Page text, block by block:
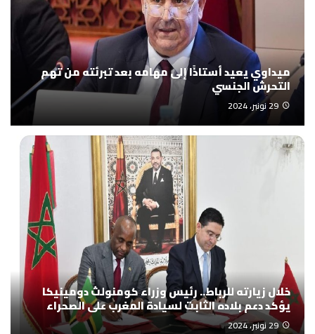
ميداوي يعيد أستاذًا إلى مهامه بعد تبرئته من تهم
التحرش الجنسي
29 نونبر، 2024
خلال زيارته للرباط.. رئيس وزراء كومنولث دومينيكا
يؤكد دعم بلاده الثابت لسيادة المغرب على الصحراء
29 نونبر، 2024